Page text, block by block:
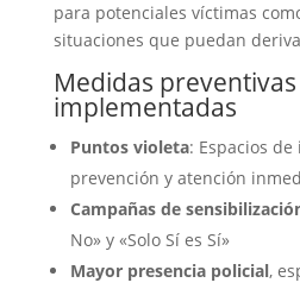
para potenciales víctimas
situaciones que puedan
Medidas preventivas
implementadas
Puntos violeta: Espacios
prevención y atención
Campañas de
No» y «Solo Sí es Sí»
Mayor presencia policial,